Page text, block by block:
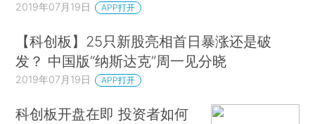
2019年07月19日 APP打开
【科创板】25只新股亮相首日暴涨还是破
发？ 中国版“纳斯达克”周一见分晓
2019年07月19日 APP打开
科创板开盘在即 投资者如何